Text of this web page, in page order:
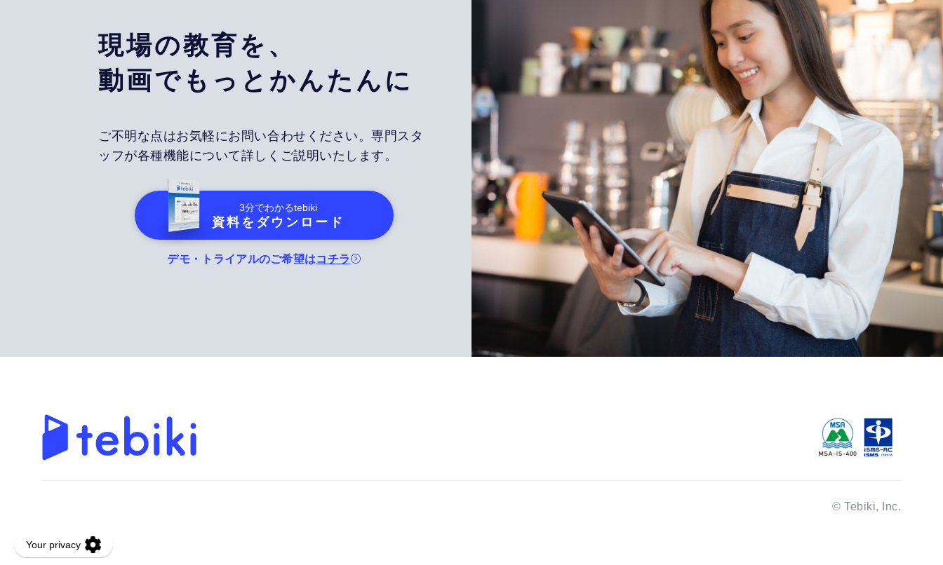
現場の教育を、
動画でもっとかんたんに
ご不明な点はお気軽にお問い合わせください。専門スタ
ッフが各種機能について詳しくご説明いたします。
3分でわかるtebiki
資料をダウンロード
デモ・トライアルのご希望はコチラ
© Tebiki, Inc.